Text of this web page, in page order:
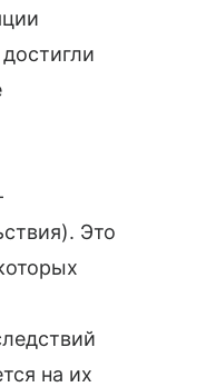
Это
на их